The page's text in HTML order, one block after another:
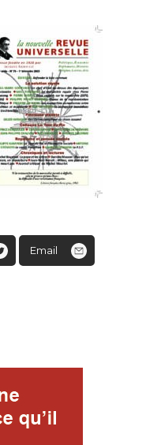
Email